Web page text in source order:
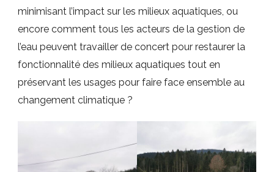
minimisant l’impact sur les milieux aquatiques, ou
encore comment tous les acteurs de la gestion de
l’eau peuvent travailler de concert pour restaurer la
fonctionnalité des milieux aquatiques tout en
préservant les usages pour faire face ensemble au
changement climatique ?